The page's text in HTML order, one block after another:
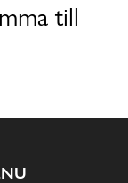
till